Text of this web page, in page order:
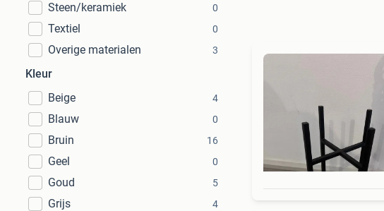
Steen/keramiek 0
Textiel 0
Overige materialen 3
Kleur
Beige
4
Blauw 0
Bruin 16
Geel 0
Goud 5
Grijs 4